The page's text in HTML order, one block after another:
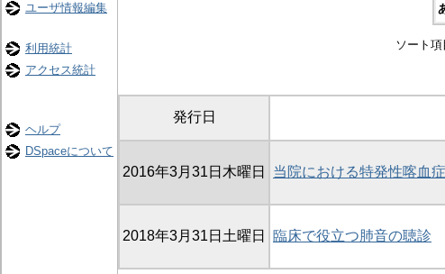
ユーザ情報編集
利用統計
アクセス統計
ヘルプ
DSpaceについて
ソート項
発行日
2016年3月31日木曜日 当院における特発性喀血
2018年3月31日土曜日 臨床で役立つ肺音の聴診